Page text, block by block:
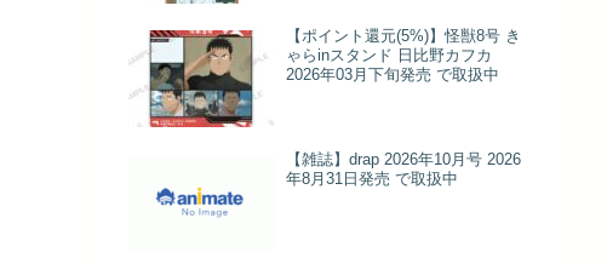
【ポイント還元(5%)】怪獣8号 き
ゃらinスタンド 日比野カフカ
2026年03月下旬発売 で取扱中
【雑誌】drap 2026年10月号 2026
年8月31日発売 で取扱中